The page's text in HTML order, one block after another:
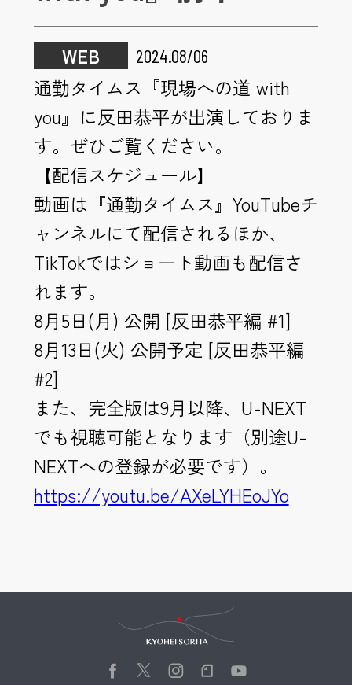
WEB 2024.08/06
通勤タイムス『現場への道 with
you』に反田恭平が出演しておりま
す。ぜひご覧ください。
【配信スケジュール】
動画は『通勤タイムス』YouTubeチ
ャンネルにて配信されるほか、
TikTokではショート動画も配信さ
れます。
8月5日(月) 公開 [反田恭平編 #1]
8月13日(火) 公開予定 [反田恭平編
#2]
また、完全版は9月以降、U-NEXT
でも視聴可能となります（別途U-
NEXTへの登録が必要です）。
https://youtu.be/AXeLYHEoJYo